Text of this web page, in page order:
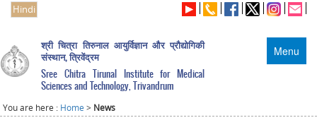
Hindi
Menu
श्री चित्रा तिरुनाल आयुर्विज्ञान और प्रौद्योगिकी
संस्थान, त्रिवेंद्रम
Sree Chitra Tirunal Institute for Medical
Sciences and Technology, Trivandrum
You are here : Home > News